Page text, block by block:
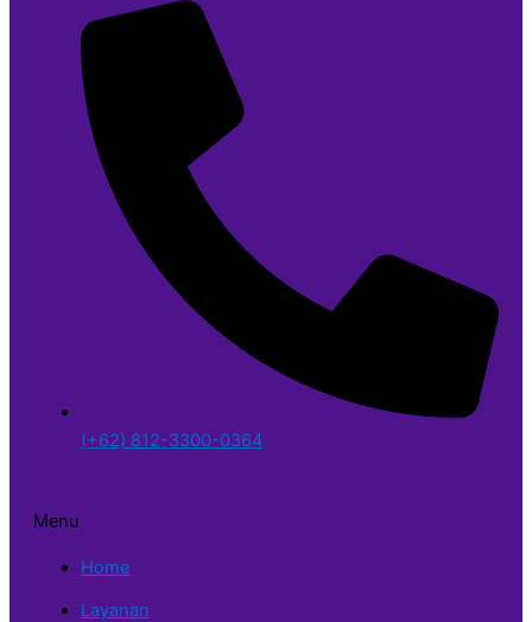
(+62) 812-3300-0364
Menu
Home
Layanan